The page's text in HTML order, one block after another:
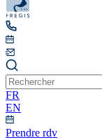
FR
EN
Prendre rdv